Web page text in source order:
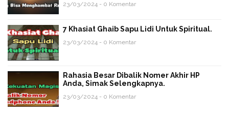
23/03/2024 - 0 Komentar
7 Khasiat Ghaib Sapu Lidi Untuk Spiritual.
23/03/2024 - 0 Komentar
Rahasia Besar Dibalik Nomer Akhir HP
Anda, Simak Selengkapnya.
23/03/2024 - 0 Komentar